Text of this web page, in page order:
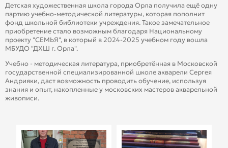
Детская художественная школа города Орла получила ещё одну
партию учебно-методической литературы, которая пополнит
фонд школьной библиотеки учреждения. Такое замечательное
приобретение стало возможным благодаря Национальному
проекту "СЕМЬЯ", в который в 2024-2025 учебном году вошла
МБУДО "ДХШ г. Орла".
Учебно - методическая литература, приобретённая в Московской
государственной специализированной школе акварели Сергея
Андрияки, даст возможность проводить обучение, используя
знания и опыт, накопленные у московских мастеров акварельной
живописи.